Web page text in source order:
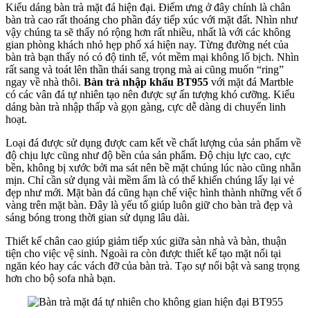
Kiểu dáng bàn trà mặt đá hiện đại. Điểm ưng ở đây chính là chân
bàn trà cao rất thoáng cho phần đáy tiếp xúc với mặt đất. Nhìn như
vậy chúng ta sẽ thấy nó rộng hơn rất nhiều, nhất là với các không
gian phòng khách nhỏ hẹp phố xá hiện nay. Từng đường nét của
bàn trà bạn thấy nó có độ tinh tế, vót mềm mại không lố bịch. Nhìn
rất sang và toát lên thần thái sang trọng mà ai cũng muốn “ring”
ngay về nhà thôi. Bàn trà nhập khẩu BT955 với mặt đá Martble
có các vân đá tự nhiên tạo nên được sự ấn tượng khó cưỡng. Kiểu
dáng bàn trà nhập thấp và gọn gàng, cực dễ dàng di chuyển linh
hoạt.
Loại đá được sử dụng được cam kết về chất lượng của sản phẩm về
độ chịu lực cũng như độ bền của sản phẩm. Độ chịu lực cao, cực
bền, không bị xước bởi ma sát nên bề mặt chúng lúc nào cũng nhẵn
mịn. Chỉ cần sử dụng vài mềm ẩm là có thể khiến chúng lấy lại vẻ
đẹp như mới. Mặt bàn đá cũng hạn chế việc hình thành những vết ố
vàng trên mặt bàn. Đây là yếu tố giúp luôn giữ cho bàn trà đẹp và
sáng bóng trong thời gian sử dụng lâu dài.
Thiết kế chân cao giúp giảm tiếp xúc giữa sàn nhà và bàn, thuận
tiện cho việc vệ sinh. Ngoài ra còn được thiết kế tạo mặt nổi tại
ngăn kéo hay các vách đỡ của bàn trà. Tạo sự nổi bật và sang trọng
hơn cho bộ sofa nhà bạn.